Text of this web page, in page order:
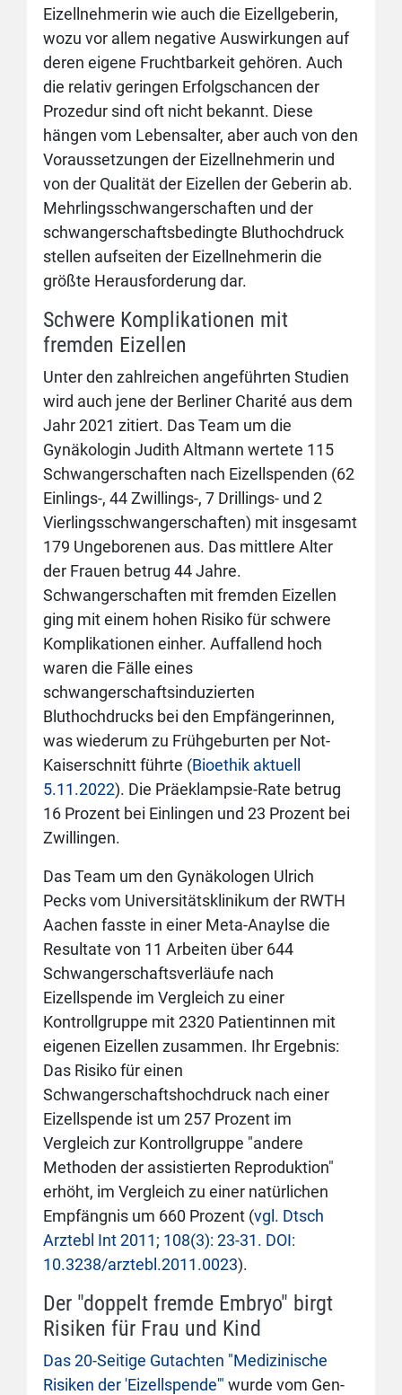
Eizellnehmerin wie auch die Eizellgeberin,
wozu vor allem negative Auswirkungen auf
deren eigene Fruchtbarkeit gehören. Auch
die relativ geringen Erfolgschancen der
Prozedur sind oft nicht bekannt. Diese
hängen vom Lebensalter, aber auch von den
Voraussetzungen der Eizellnehmerin und
von der Qualität der Eizellen der Geberin ab.
Mehrlingsschwangerschaften und der
schwangerschaftsbedingte Bluthochdruck
stellen aufseiten der Eizellnehmerin die
größte Herausforderung dar.
Schwere Komplikationen mit
fremden Eizellen
Unter den zahlreichen angeführten Studien
wird auch jene der Berliner Charité aus dem
Jahr 2021 zitiert. Das Team um die
Gynäkologin Judith Altmann wertete 115
Schwangerschaften nach Eizellspenden (62
Einlings-, 44 Zwillings-, 7 Drillings- und 2
Vierlingsschwangerschaften) mit insgesamt
179 Ungeborenen aus. Das mittlere Alter
der Frauen betrug 44 Jahre.
Schwangerschaften mit fremden Eizellen
ging mit einem hohen Risiko für schwere
Komplikationen einher. Auffallend hoch
waren die Fälle eines
schwangerschaftsinduzierten
Bluthochdrucks bei den Empfängerinnen,
was wiederum zu Frühgeburten per Not-
Kaiserschnitt führte (Bioethik aktuell
5.11.2022). Die Präeklampsie-Rate betrug
16 Prozent bei Einlingen und 23 Prozent bei
Zwillingen.
Das Team um den Gynäkologen Ulrich
Pecks vom Universitätsklinikum der RWTH
Aachen fasste in einer Meta-Anaylse die
Resultate von 11 Arbeiten über 644
Schwangerschaftsverläufe nach
Eizellspende im Vergleich zu einer
Kontrollgruppe mit 2320 Patientinnen mit
eigenen Eizellen zusammen. Ihr Ergebnis:
Das Risiko für einen
Schwangerschaftshochdruck nach einer
Eizellspende ist um 257 Prozent im
Vergleich zur Kontrollgruppe "andere
Methoden der assistierten Reproduktion"
erhöht, im Vergleich zu einer natürlichen
Empfängnis um 660 Prozent (vgl. Dtsch
Arztebl Int 2011; 108(3): 23-31. DOI:
10.3238/arztebl.2011.0023).
Der "doppelt fremde Embryo" birgt
Risiken für Frau und Kind
Das 20-Seitige Gutachten "Medizinische
Risiken der 'Eizellspende'" wurde vom Gen-